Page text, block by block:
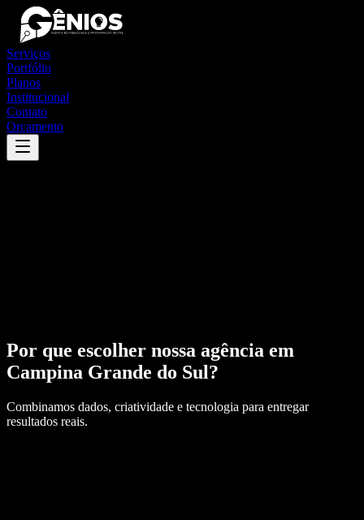
Serviços
Portfólio
Planos
Institucional
Contato
Orçamento
Por que escolher nossa agência em
Campina Grande do Sul?
Combinamos dados, criatividade e tecnologia para entregar
resultados reais.